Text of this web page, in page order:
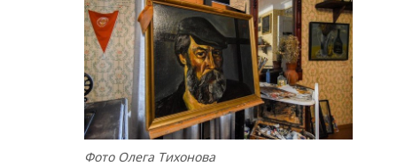
Фото Олега Тихонова